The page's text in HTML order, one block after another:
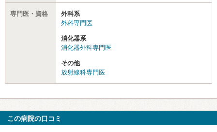
専門医・資格
外科系
外科専門医
消化器系
消化器外科専門医
その他
放射線科専門医
この病院の口コミ